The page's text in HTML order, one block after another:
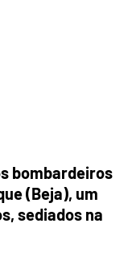
bombardeiros
(Beja), um
sediados na